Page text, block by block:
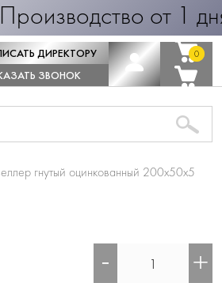
от 1
ДИРЕКТОРУ
ЗВОНОК
0
0
гнутый оцинкованный 200х50х5
- +